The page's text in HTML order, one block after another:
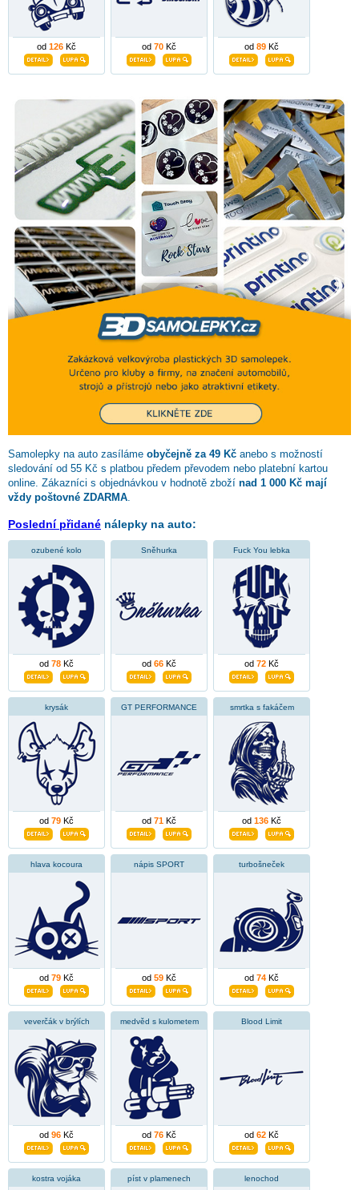
od 126 Kč od 70 Kč od 89 Kč
Samolepky na auto zasíláme obyčejně za 49 Kč anebo s možností
sledování od 55 Kč s platbou předem převodem nebo platební kartou
online. Zákazníci s objednávkou v hodnotě zboží nad 1 000 Kč mají
vždy poštovné ZDARMA
Poslední přidané nálepky na auto:
ozubené kolo
od 78 Kč
Sněhurka
od 66 Kč
Fuck You lebka
od 72 Kč
krysák
od 79 Kč
GT PERFORMANCE
od 71 Kč
smrtka s fakáčem
od 136 Kč
hlava kocoura
od 79 Kč
nápis SPORT
od 59 Kč
turbošneček
od 74 Kč
veverčák v brýlích
od 96 Kč
medvěd s kulometem
od 76 Kč
Blood Limit
od 62 Kč
kostra vojáka píst v plamenech lenochod